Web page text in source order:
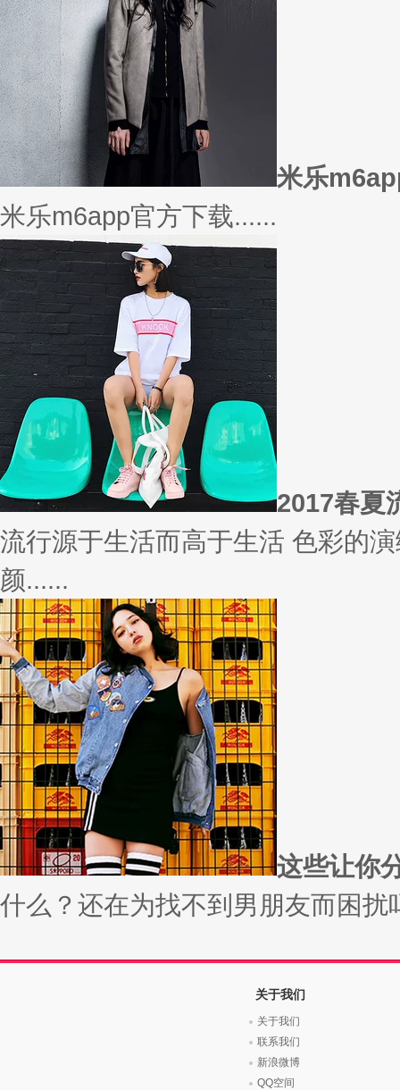
米乐
米乐m6app官方下载......
2017春夏
流行源于生活而高于生活 色彩的
颜......
这些让你
什么？还在为找不到男朋友而困
关于我们
关于我们
联系我们
新浪微博
QQ空间